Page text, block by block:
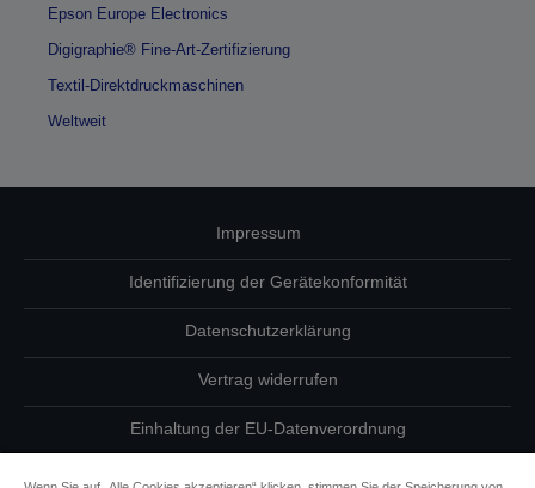
Epson Europe Electronics
Digigraphie® Fine-Art-Zertifizierung
Textil-Direktdruckmaschinen
Weltweit
Impressum
Identifizierung der Gerätekonformität
Datenschutzerklärung
Vertrag widerrufen
Einhaltung der EU-Datenverordnung